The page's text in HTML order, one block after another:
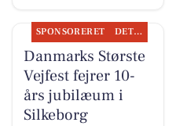
SPONSORERET DET SKER
Danmarks Største
Vejfest fejrer 10-
års jubilæum i
Silkeborg